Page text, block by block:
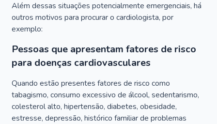
Além dessas situações potencialmente emergenciais, há
outros motivos para procurar o cardiologista, por
exemplo:
Pessoas que apresentam fatores de risco
para doenças cardiovasculares
Quando estão presentes fatores de risco como
tabagismo, consumo excessivo de álcool, sedentarismo,
colesterol alto, hipertensão, diabetes, obesidade,
estresse, depressão, histórico familiar de problemas